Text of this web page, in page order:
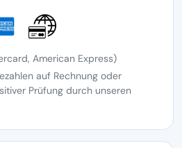
American Express)
auf Rechnung oder
Prüfung durch unseren